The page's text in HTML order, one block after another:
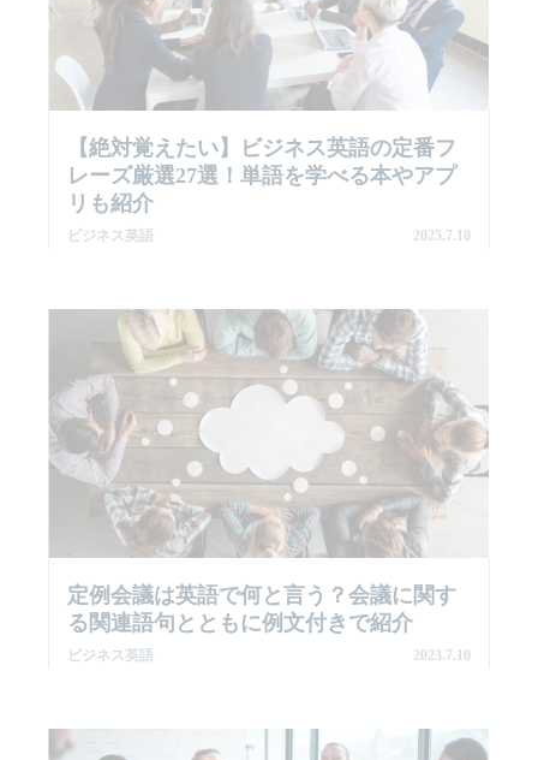
【絶対覚えたい】ビジネス英語の定番フ
レーズ厳選27選！単語を学べる本やアプ
リも紹介
ビジネス英語 2025.7.10
定例会議は英語で何と言う？会議に関す
る関連語句とともに例文付きで紹介
ビジネス英語 2023.7.10